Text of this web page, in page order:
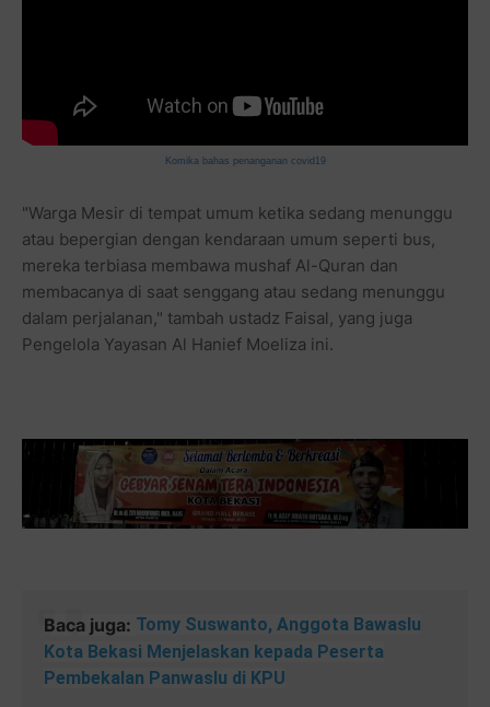
Komika bahas penanganan covid19
"Warga Mesir di tempat umum ketika sedang menunggu
atau bepergian dengan kendaraan umum seperti bus,
mereka terbiasa membawa mushaf Al-Quran dan
membacanya di saat senggang atau sedang menunggu
dalam perjalanan," tambah ustadz Faisal, yang juga
Pengelola Yayasan Al Hanief Moeliza ini.
Baca juga: Tomy Suswanto, Anggota Bawaslu
Kota Bekasi Menjelaskan kepada Peserta
Pembekalan Panwaslu di KPU